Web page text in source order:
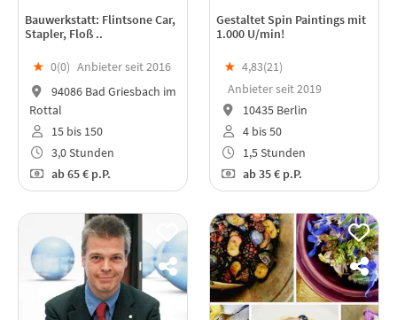
Bauwerkstatt: Flintsone Car,
Stapler, Floß ..
★ 0(0) Anbieter seit 2016
94086 Bad Griesbach im
Rottal
15 bis 150
3,0 Stunden
ab65 € p.P.
Gestaltet Spin Paintings mit
1.000 U/min!
★ 4,83(21)
Anbieter seit 2019
10435 Berlin
4 bis 50
1,5 Stunden
ab35 € p.P.